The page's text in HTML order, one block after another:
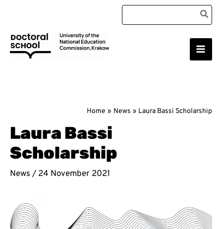
content
Search
for:
Main
Home News Laura Bassi Scholarship
Laura Bassi
Scholarship
News / 24 November 2021